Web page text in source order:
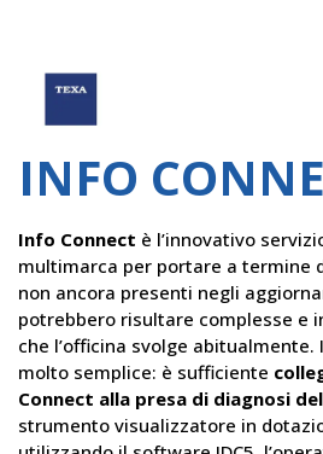
INFO
Info Connect è l’innovativo
multimarca per portare a termine
non ancora presenti negli
potrebbero risultare complesse e
che l’officina svolge
molto semplice: è sufficiente
Connect alla presa di diagnosi
strumento visualizzatore in